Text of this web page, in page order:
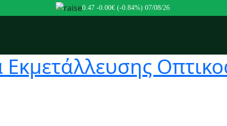
0.47 -0.00€ (-0.84%) 07/08/26
Εκμετάλλευσης